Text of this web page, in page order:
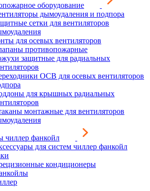
оборудование
дымоудаления и подпора
сетки для вентиляторов
для осевых вентиляторов
противопожарные
защитные для радиальных
ОСВ для осевых вентиляторов
для крышных радиальных
монтажные для вентиляторов
чиллер фанкойл
для систем чиллер фанкойл
кондиционеры